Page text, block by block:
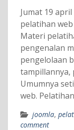
Jumat 19
pelatihan
Materi
pengenalan
pengelolaan
tampillannya,
Umumnya
web. Pelatihan
joomla,
comment